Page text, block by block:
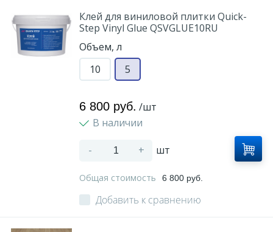
Клей для виниловой плитки Quick-
Step Vinyl Glue QSVGLUE10RU
Объем, л
10
5
6 800 руб. /шт
В наличии
- + шт
Общая стоимость 6 800 руб.
Добавить к сравнению